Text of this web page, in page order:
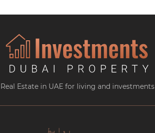
Real Estate in UAE for living and investments
روابط